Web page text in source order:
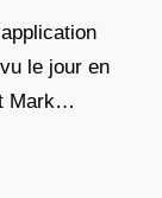
le jour en
Mark